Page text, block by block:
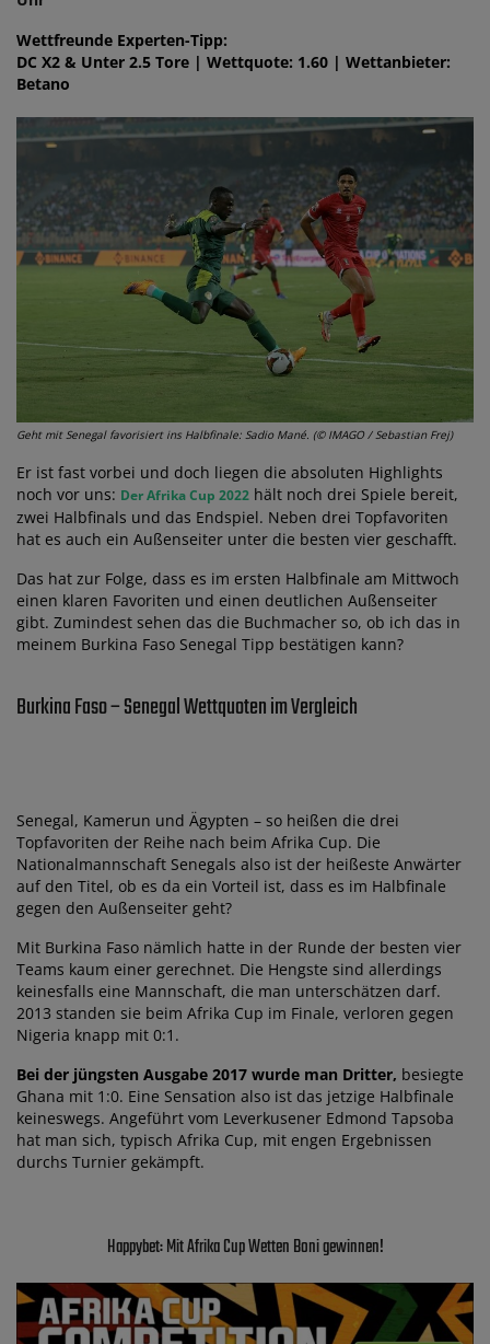
Wettfreunde Experten-Tipp:
DC X2 & Unter 2.5 Tore | Wettquote: 1.60 | Wettanbieter:
Betano
Geht mit Senegal favorisiert ins Halbfinale: Sadio Mané. (© IMAGO / Sebastian Frej)
Er ist fast vorbei und doch liegen die absoluten Highlights
noch vor uns: Der Afrika Cup 2022 hält noch drei Spiele bereit,
zwei Halbfinals und das Endspiel. Neben drei Topfavoriten
hat es auch ein Außenseiter unter die besten vier geschafft.
Das hat zur Folge, dass es im ersten Halbfinale am Mittwoch
einen klaren Favoriten und einen deutlichen Außenseiter
gibt. Zumindest sehen das die Buchmacher so, ob ich das in
meinem Burkina Faso Senegal Tipp bestätigen kann?
Burkina Faso – Senegal Wettquoten im Vergleich
Senegal, Kamerun und Ägypten – so heißen die drei
Topfavoriten der Reihe nach beim Afrika Cup. Die
Nationalmannschaft Senegals also ist der heißeste Anwärter
auf den Titel, ob es da ein Vorteil ist, dass es im Halbfinale
gegen den Außenseiter geht?
Mit Burkina Faso nämlich hatte in der Runde der besten vier
Teams kaum einer gerechnet. Die Hengste sind allerdings
keinesfalls eine Mannschaft, die man unterschätzen darf.
2013 standen sie beim Afrika Cup im Finale, verloren gegen
Nigeria knapp mit 0:1.
Bei der jüngsten Ausgabe 2017 wurde man Dritter, besiegte
Ghana mit 1:0. Eine Sensation also ist das jetzige Halbfinale
keineswegs. Angeführt vom Leverkusener Edmond Tapsoba
hat man sich, typisch Afrika Cup, mit engen Ergebnissen
durchs Turnier gekämpft.
Happybet: Mit Afrika Cup Wetten Boni gewinnen!